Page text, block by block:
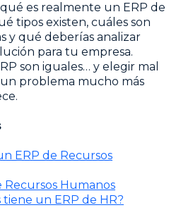
es realmente un ERP de
tipos existen, cuáles son
y qué deberías analizar
para tu empresa.
son iguales… y elegir mal
problema mucho más
ERP de Recursos
Recursos Humanos
un ERP de HR?